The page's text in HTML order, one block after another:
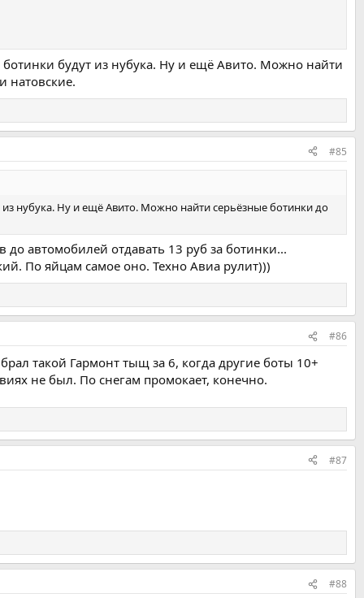
будут из нубука. Ну и ещё Авито. Можно найти
натовские.
#85
нубука. Ну и ещё Авито. Можно найти серьёзные ботинки до
автомобилей отдавать 13 руб за ботинки...
По яйцам самое оно. Техно Авиа рулит)))
#86
такой Гармонт тыщ за 6, когда другие боты 10+
не был. По снегам промокает, конечно.
#87
#88